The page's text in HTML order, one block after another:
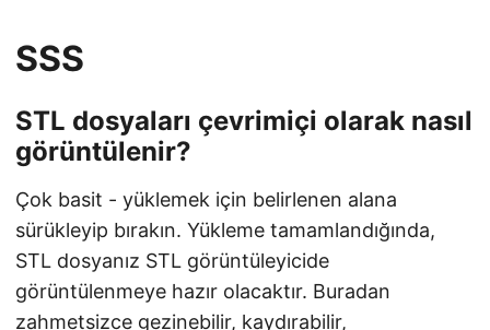
SSS
STL dosyaları çevrimiçi olarak nasıl
görüntülenir?
Çok basit - yüklemek için belirlenen alana
sürükleyip bırakın. Yükleme tamamlandığında,
STL dosyanız STL görüntüleyicide
görüntülenmeye hazır olacaktır. Buradan
zahmetsizce gezinebilir, kaydırabilir,